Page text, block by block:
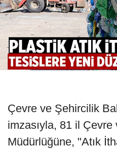
Çevre ve Şehircilik
imzasıyla, 81 il
Müdürlüğüne, "Atık